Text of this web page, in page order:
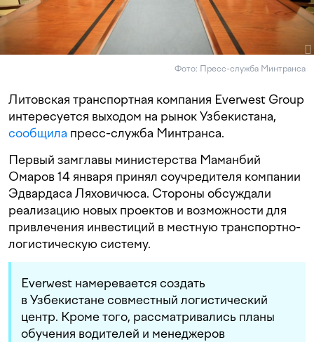
Фото: Пресс-служба Минтранса
Литовская транспортная компания Everwest Group
интересуется выходом на рынок Узбекистана,
сообщила пресс-служба Минтранса.
Первый замглавы министерства Маманбий
Омаров 14 января принял соучредителя компании
Эдвардаса Ляховичюса. Стороны обсуждали
реализацию новых проектов и возможности для
привлечения инвестиций в местную транспортно-
логистическую систему.
Everwest намеревается создать
в Узбекистане совместный логистический
центр. Кроме того, рассматривались планы
обучения водителей и менеджеров